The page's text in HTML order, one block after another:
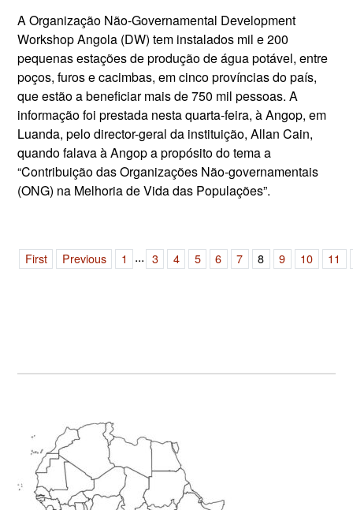
A Organização Não-Governamental Development
Workshop Angola (DW) tem instalados mil e 200
pequenas estações de produção de água potável, entre
poços, furos e cacimbas, em cinco províncias do país,
que estão a beneficiar mais de 750 mil pessoas. A
informação foi prestada nesta quarta-feira, à Angop, em
Luanda, pelo director-geral da instituição, Allan Cain,
quando falava à Angop a propósito do tema a
“Contribuição das Organizações Não-governamentais
(ONG) na Melhoria de Vida das Populações”.
First Previous 1 ... 3 4 5 6 7 8 9 10 11
Primary
Sidebar